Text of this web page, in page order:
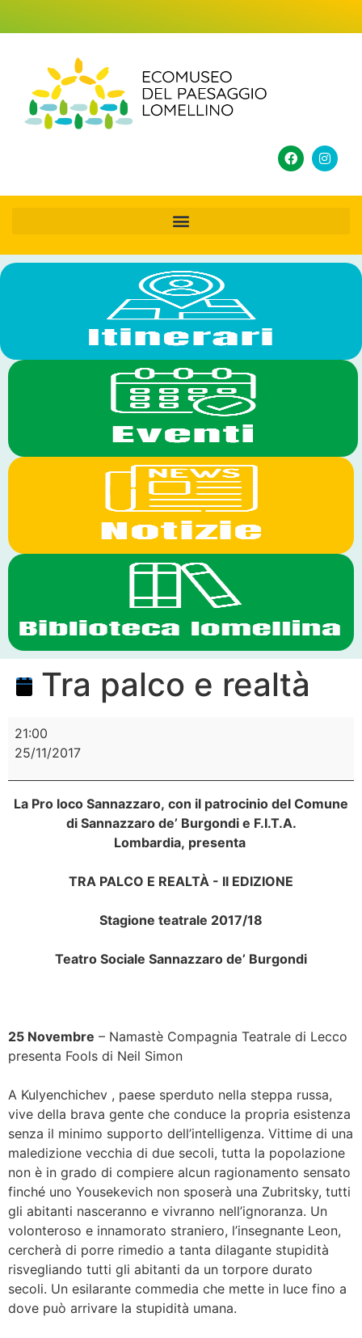
Tra palco e realtà
21:00
25/11/2017
La Pro loco Sannazzaro, con il patrocinio del Comune
di Sannazzaro de’ Burgondi e F.I.T.A.
Lombardia, presenta
TRA PALCO E REALTÀ - II EDIZIONE
Stagione teatrale 2017/18
Teatro Sociale Sannazzaro de’ Burgondi
25 Novembre – Namastè Compagnia Teatrale di Lecco
presenta Fools di Neil Simon
A Kulyenchichev , paese sperduto nella steppa russa,
vive della brava gente che conduce la propria esistenza
senza il minimo supporto dell’intelligenza. Vittime di una
maledizione vecchia di due secoli, tutta la popolazione
non è in grado di compiere alcun ragionamento sensato
finché uno Yousekevich non sposerà una Zubritsky, tutti
gli abitanti nasceranno e vivranno nell’ignoranza. Un
volonteroso e innamorato straniero, l’insegnante Leon,
cercherà di porre rimedio a tanta dilagante stupidità
risvegliando tutti gli abitanti da un torpore durato
secoli. Un esilarante commedia che mette in luce fino a
dove può arrivare la stupidità umana.